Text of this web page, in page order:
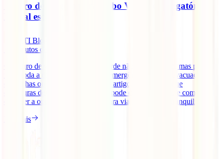
Seguro de viagem para Cabo Verde: é obrigatório?
E qual escolher?
IATI Blog
minutos de leitura
O seguro de viagem para Cabo Verde não é obrigatório, mas pode
fazer toda a diferença em caso de emergência médica, evacuação
entre ilhas ou repatriamento. Neste artigo, explicamos que
coberturas deves valorizar, quanto pode custar o seguro e como
escolher a opção mais adequada para viajar com mais tranquilidade.
Ler mais